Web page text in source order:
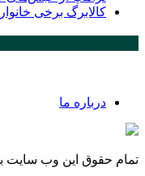
کالابرگ برخی
درباره ما
تمام حقوق این وب سایت برای